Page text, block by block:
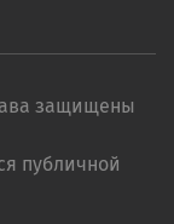
защищены
публичной